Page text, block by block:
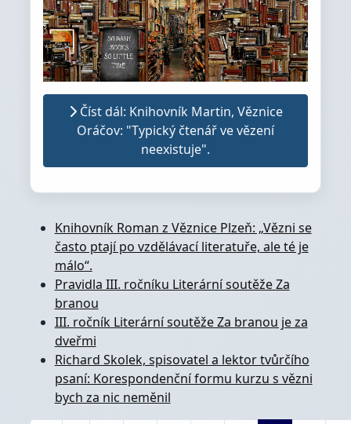
Číst dál: Knihovník Martin, Věznice
Oráčov: "Typický čtenář ve vězení
neexistuje".
Knihovník Roman z Věznice Plzeň: „Vězni se
často ptají po vzdělávací literatuře, ale té je
málo“.
Pravidla III. ročníku Literární soutěže Za
branou
III. ročník Literární soutěže Za branou je za
dveřmi
Richard Skolek, spisovatel a lektor tvůrčího
psaní: Korespondenční formu kurzu s vězni
bych za nic neměnil